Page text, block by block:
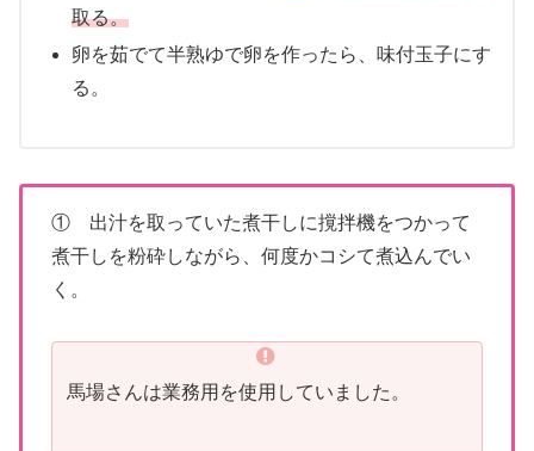
取る。
卵を茹でて半熟ゆで卵を作ったら、味付玉子にす
る。
① 出汁を取っていた煮干しに撹拌機をつかって
煮干しを粉砕しながら、何度かコシて煮込んでい
く。
馬場さんは業務用を使用していました。